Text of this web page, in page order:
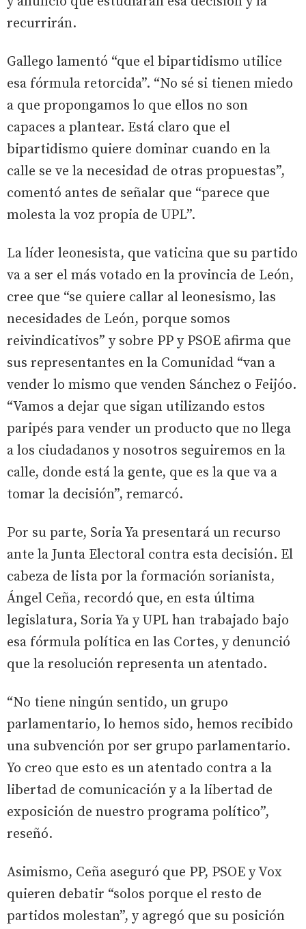
recurrirán.
Gallego lamentó “que el bipartidismo utilice
esa fórmula retorcida”. “No sé si tienen miedo
a que propongamos lo que ellos no son
capaces a plantear. Está claro que el
bipartidismo quiere dominar cuando en la
calle se ve la necesidad de otras propuestas”,
comentó antes de señalar que “parece que
molesta la voz propia de UPL”.
La líder leonesista, que vaticina que su partido
va a ser el más votado en la provincia de León,
cree que “se quiere callar al leonesismo, las
necesidades de León, porque somos
reivindicativos” y sobre PP y PSOE afirma que
sus representantes en la Comunidad “van a
vender lo mismo que venden Sánchez o Feijóo.
“Vamos a dejar que sigan utilizando estos
paripés para vender un producto que no llega
a los ciudadanos y nosotros seguiremos en la
calle, donde está la gente, que es la que va a
tomar la decisión”, remarcó.
Por su parte, Soria Ya presentará un recurso
ante la Junta Electoral contra esta decisión. El
cabeza de lista por la formación sorianista,
Ángel Ceña, recordó que, en esta última
legislatura, Soria Ya y UPL han trabajado bajo
esa fórmula política en las Cortes, y denunció
que la resolución representa un atentado.
“No tiene ningún sentido, un grupo
parlamentario, lo hemos sido, hemos recibido
una subvención por ser grupo parlamentario.
Yo creo que esto es un atentado contra a la
libertad de comunicación y a la libertad de
exposición de nuestro programa político”,
reseñó.
Asimismo, Ceña aseguró que PP, PSOE y Vox
quieren debatir “solos porque el resto de
partidos molestan”, y agregó que su posición